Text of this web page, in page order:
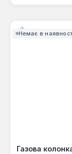
Немає в
Газова